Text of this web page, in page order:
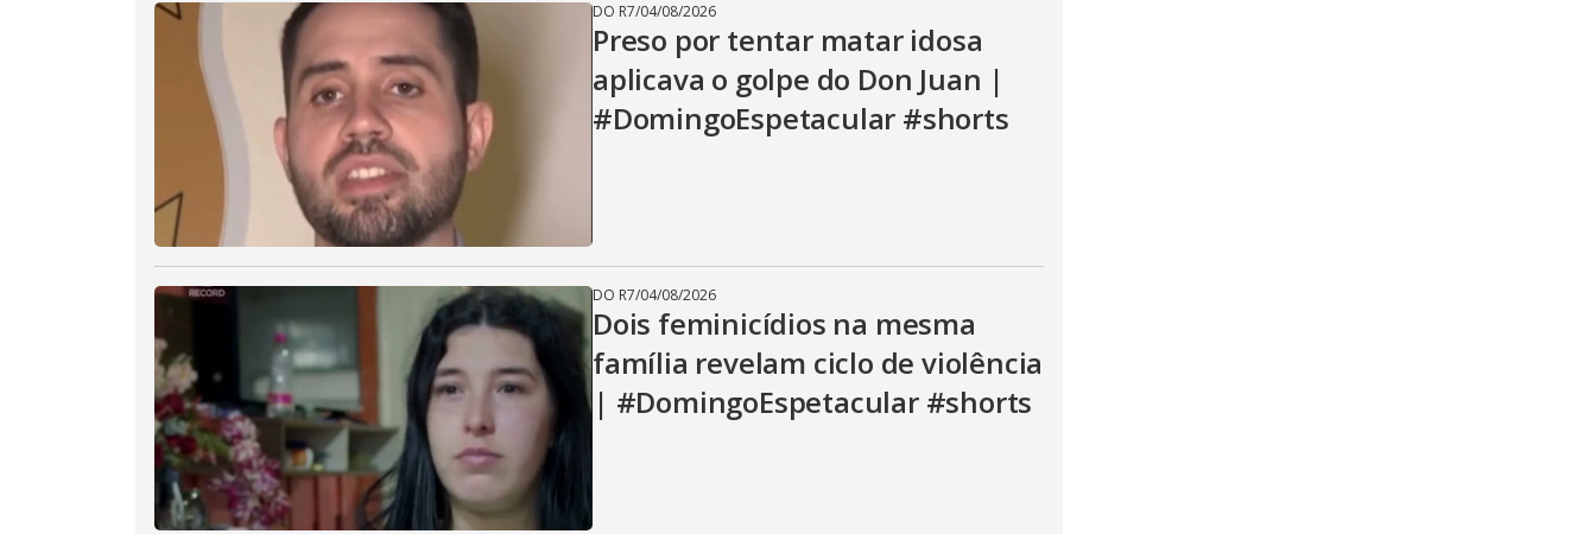
DO R7/04/08/2026
Preso por tentar matar idosa
aplicava o golpe do Don Juan |
#DomingoEspetacular #shorts
DO R7/04/08/2026
Dois feminicídios na mesma
família revelam ciclo de violência
| #DomingoEspetacular #shorts